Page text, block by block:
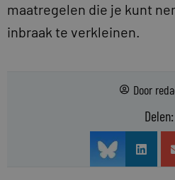
maatregelen die je kunt
inbraak te verkleinen.
Door
Delen: